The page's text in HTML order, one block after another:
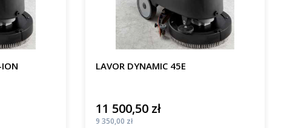
LAVOR DYNAMIC 45E
Cena
11 500,50 zł
Cena
9 350,00 zł